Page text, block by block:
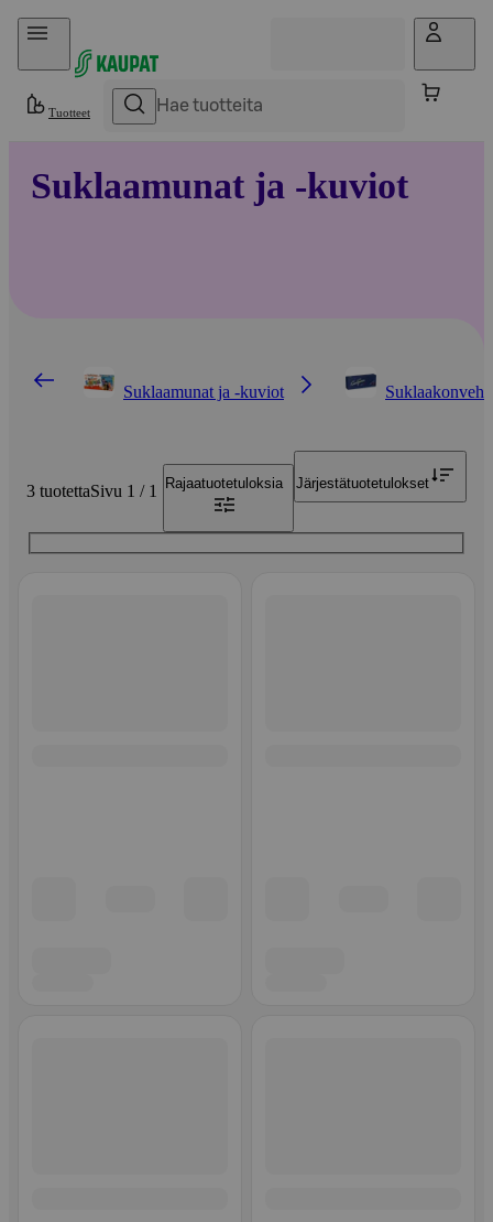
Hyppää sisältöön
Tuotteet
Suklaamunat ja -kuviot
Suklaamunat ja -kuviot
3 tuotettaSivu 1 / 1 Rajaatuotetuloksia Järjestätuotetulokset